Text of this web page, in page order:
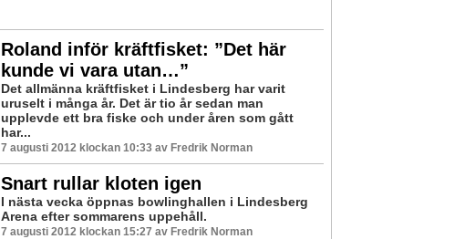
Roland inför kräftfisket: ”Det här
kunde vi vara utan…”
Det allmänna kräftfisket i Lindesberg har varit
uruselt i många år. Det är tio år sedan man
upplevde ett bra fiske och under åren som gått
har...
7 augusti 2012 klockan 10:33 av Fredrik Norman
Snart rullar kloten igen
I nästa vecka öppnas bowlinghallen i Lindesberg
Arena efter sommarens uppehåll.
7 augusti 2012 klockan 15:27 av Fredrik Norman